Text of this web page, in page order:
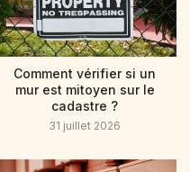
Comment vérifier si un
mur est mitoyen sur le
cadastre ?
31 juillet 2026